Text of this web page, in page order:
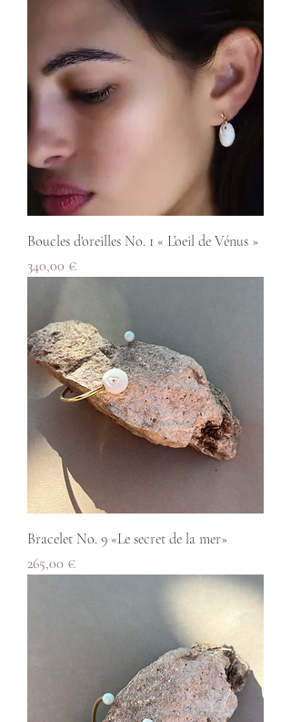
Boucles d'oreilles No. 1 « L’oeil de Vénus »
Prix
340,00 €
Bracelet No. 9 «Le secret de la mer»
Prix
265,00 €